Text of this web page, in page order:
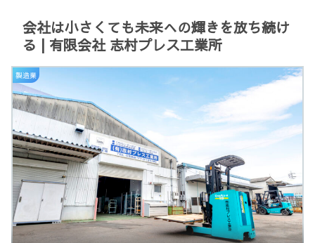
会社は小さくても未来への輝きを放ち続け
る | 有限会社 志村プレス工業所
製造業